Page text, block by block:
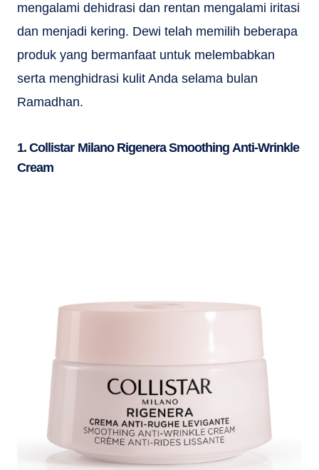
mengalami dehidrasi dan rentan mengalami iritasi
dan menjadi kering. Dewi telah memilih beberapa
produk yang bermanfaat untuk melembabkan
serta menghidrasi kulit Anda selama bulan
Ramadhan.
1. Collistar Milano Rigenera Smoothing Anti-Wrinkle
Cream